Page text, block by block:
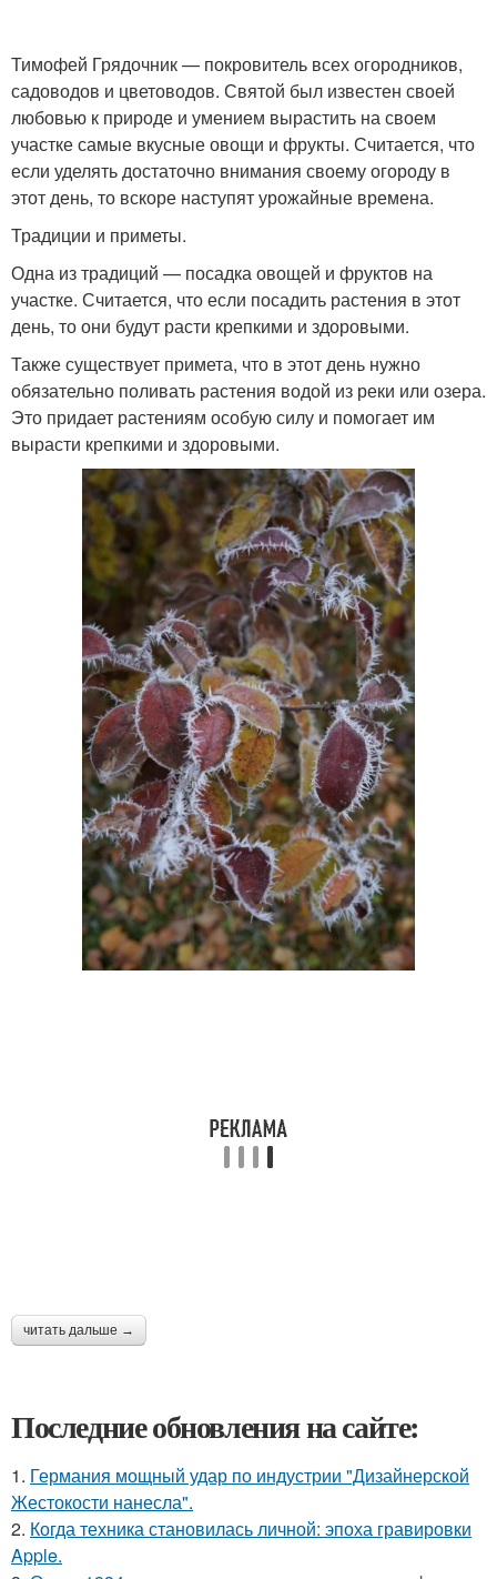
Тимофей Грядочник — покровитель всех огородников,
садоводов и цветоводов. Святой был известен своей
любовью к природе и умением вырастить на своем
участке самые вкусные овощи и фрукты. Считается, что
если уделять достаточно внимания своему огороду в
этот день, то вскоре наступят урожайные времена.
Традиции и приметы.
Одна из традиций — посадка овощей и фруктов на
участке. Считается, что если посадить растения в этот
день, то они будут расти крепкими и здоровыми.
Также существует примета, что в этот день нужно
обязательно поливать растения водой из реки или озера.
Это придает растениям особую силу и помогает им
вырасти крепкими и здоровыми.
читать дальше →
Последние обновления на сайте:
1. Германия мощный удар по индустрии "Дизайнерской
Жестокости нанесла".
2. Когда техника становилась личной: эпоха гравировки
Apple.